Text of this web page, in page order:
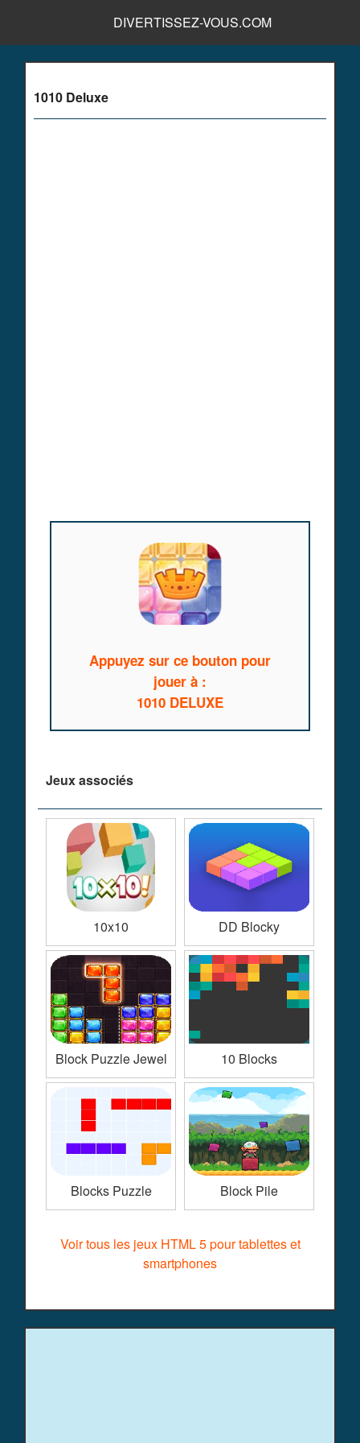
DIVERTISSEZ-VOUS.COM
1010 Deluxe
Appuyez sur ce bouton pour
jouer à :
1010 DELUXE
Jeux associés
10x10 DD Blocky
Block Puzzle Jewel 10 Blocks
Blocks Puzzle Block Pile
Voir tous les jeux HTML 5 pour tablettes et
smartphones